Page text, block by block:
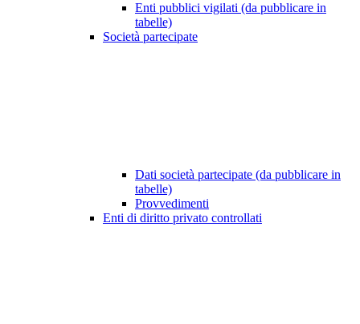
Enti pubblici vigilati (da pubblicare in
tabelle)
Società partecipate
Dati società partecipate (da pubblicare in
tabelle)
Provvedimenti
Enti di diritto privato controllati